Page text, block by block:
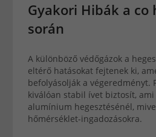
Gyakori Hibák a co
során
A különböző védőgázok a
eltérő hatásokat fejtenek ki,
befolyásolják a végeredményt.
kiválóan stabil ívet biztosít,
alumínium hegesztésénél,
hőmérséklet-ingadozásokra.